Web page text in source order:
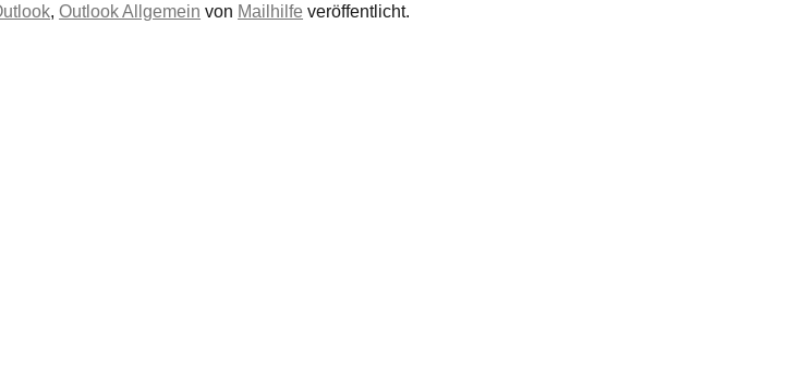
,Outlook Allgemein von Mailhilfe veröffentlicht.